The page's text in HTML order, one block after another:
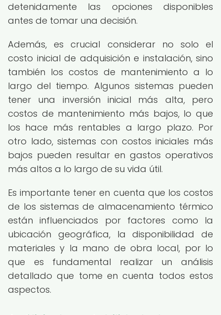
detenidamente las opciones disponibles
antes de tomar una decisión.
Además, es crucial considerar no solo el
costo inicial de adquisición e instalación, sino
también los costos de mantenimiento a lo
largo del tiempo. Algunos sistemas pueden
tener una inversión inicial más alta, pero
costos de mantenimiento más bajos, lo que
los hace más rentables a largo plazo. Por
otro lado, sistemas con costos iniciales más
bajos pueden resultar en gastos operativos
más altos a lo largo de su vida útil.
Es importante tener en cuenta que los costos
de los sistemas de almacenamiento térmico
están influenciados por factores como la
ubicación geográfica, la disponibilidad de
materiales y la mano de obra local, por lo
que es fundamental realizar un análisis
detallado que tome en cuenta todos estos
aspectos.